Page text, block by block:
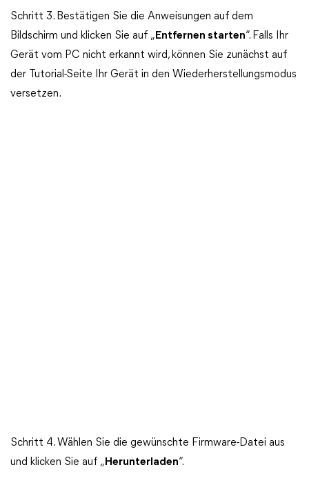
Schritt 3. Bestätigen Sie die Anweisungen auf dem
Bildschirm und klicken Sie auf „ Entfernen starten“. Falls Ihr
Gerät vom PC nicht erkannt wird, können Sie zunächst auf
der Tutorial-Seite Ihr Gerät in den Wiederherstellungsmodus
versetzen.
Schritt 4. Wählen Sie die gewünschte Firmware-Datei aus
und klicken Sie auf „ Herunterladen“.